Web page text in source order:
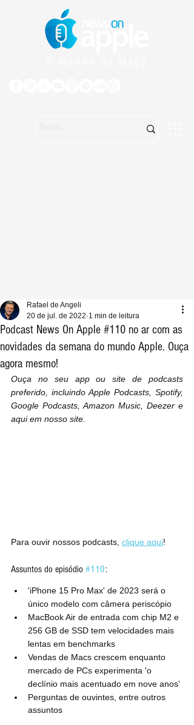
Podcast News On Apple #110 no ar com as
novidades da semana do mundo Apple. Ouça
agora mesmo!
Rafael de Angeli
20 de jul. de 2022 1 min de leitura
Ouça no seu app ou site de podcasts
preferido, incluindo Apple Podcasts, Spotify,
Google Podcasts, Amazon Music, Deezer e
aqui em nosso site.
Para ouvir nossos podcasts, clique aqui!
Assuntos do episódio #110:
'iPhone 15 Pro Max' de 2023 será o
único modelo com câmera periscópio
MacBook Air de entrada com chip M2 e
256 GB de SSD tem velocidades mais
lentas em benchmarks
Vendas de Macs crescem enquanto
mercado de PCs experimenta 'o
declínio mais acentuado em nove anos'
Perguntas de ouvintes, entre outros
assuntos